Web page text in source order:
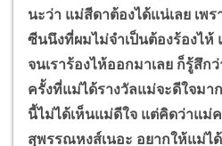
นะว่า แม่สีดาต้องได้แน่เลย เพ
ซีนนึงที่ผมไม่จำเป็นต้องร้องไห้
จนเราร้องไห้ออกมาเลย ก็รู้สึก
ครั้งที่แม่ได้รางวัลแม่จะดีใจมา
นี้ไม่ได้เห็นแม่ดีใจ แต่คิดว่าแม่
สุพรรณหงส์เนอะ อยากให้แม่ไ